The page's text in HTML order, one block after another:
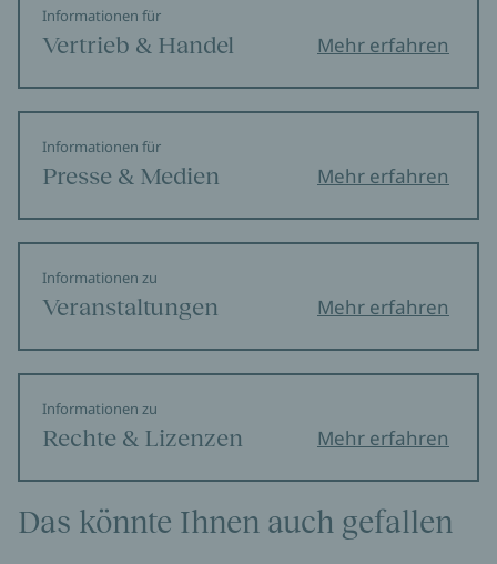
Informationen für
Vertrieb & Handel Mehr erfahren
Informationen für
Presse & Medien Mehr erfahren
Informationen zu
Veranstaltungen Mehr erfahren
Informationen zu
Rechte & Lizenzen Mehr erfahren
Das könnte Ihnen auch gefallen